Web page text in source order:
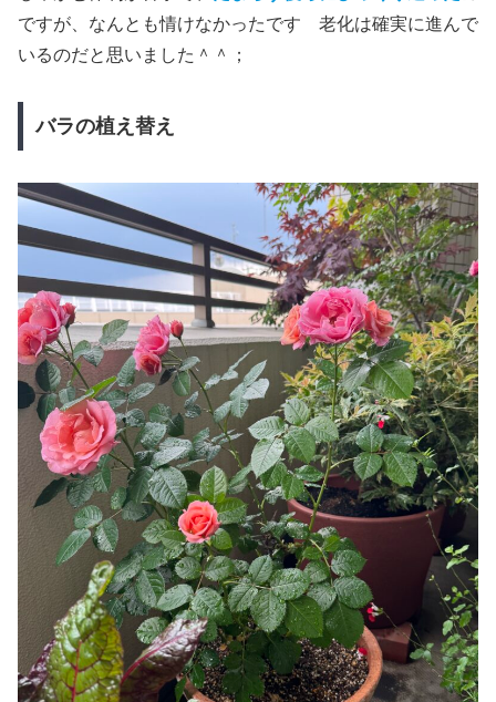
ですが、なんとも情けなかったです 老化は確実に進んで
いるのだと思いました＾＾；
バラの植え替え